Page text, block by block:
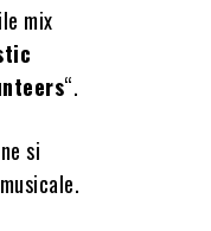
mix
“.
si